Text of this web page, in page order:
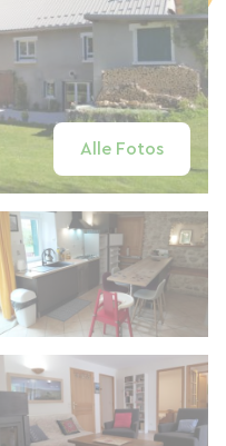
Alle Fotos